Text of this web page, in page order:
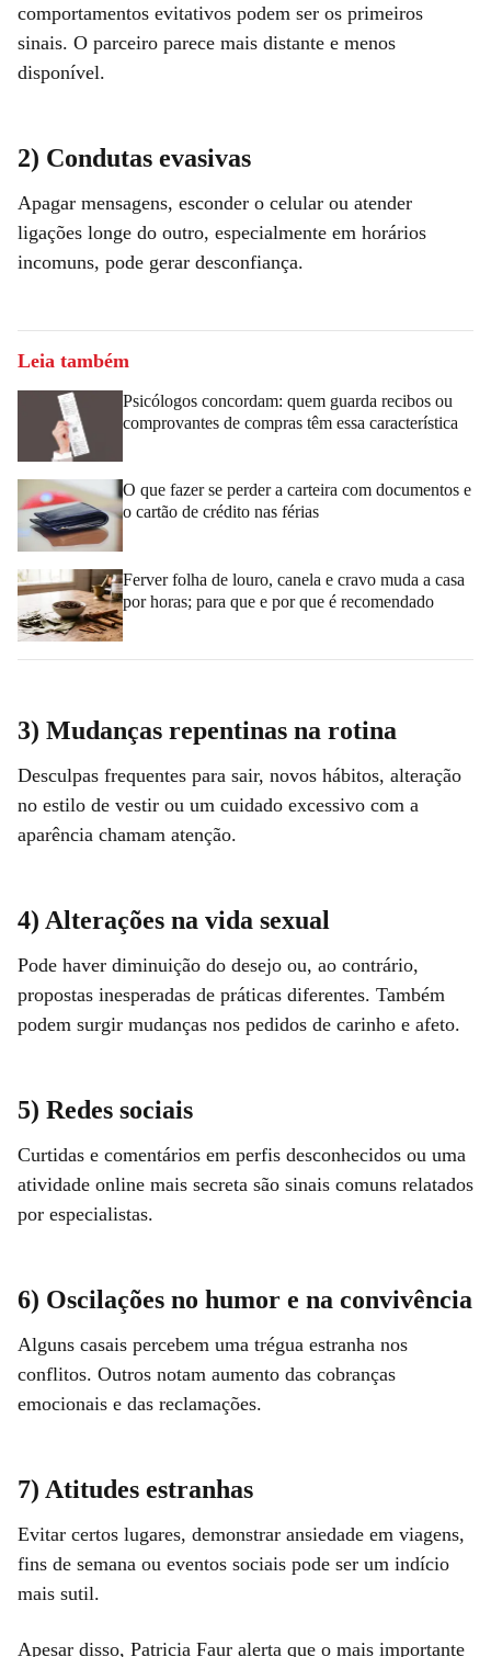
comportamentos evitativos podem ser os primeiros
sinais. O parceiro parece mais distante e menos
disponível.
2) Condutas evasivas
Apagar mensagens, esconder o celular ou atender
ligações longe do outro, especialmente em horários
incomuns, pode gerar desconfiança.
Leia também
Psicólogos concordam: quem guarda recibos ou
comprovantes de compras têm essa característica
O que fazer se perder a carteira com documentos e
o cartão de crédito nas férias
Ferver folha de louro, canela e cravo muda a casa
por horas; para que e por que é recomendado
3) Mudanças repentinas na rotina
Desculpas frequentes para sair, novos hábitos, alteração
no estilo de vestir ou um cuidado excessivo com a
aparência chamam atenção.
4) Alterações na vida sexual
Pode haver diminuição do desejo ou, ao contrário,
propostas inesperadas de práticas diferentes. Também
podem surgir mudanças nos pedidos de carinho e afeto.
5) Redes sociais
Curtidas e comentários em perfis desconhecidos ou uma
atividade online mais secreta são sinais comuns relatados
por especialistas.
6) Oscilações no humor e na convivência
Alguns casais percebem uma trégua estranha nos
conflitos. Outros notam aumento das cobranças
emocionais e das reclamações.
7) Atitudes estranhas
Evitar certos lugares, demonstrar ansiedade em viagens,
fins de semana ou eventos sociais pode ser um indício
mais sutil.
Apesar disso, Patricia Faur alerta que o mais importante